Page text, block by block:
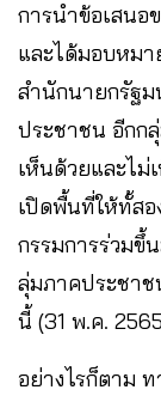
การนำข้อเสนอ
และได้มอบหมา
สำนักนายกรัฐม
ประชาชน อีกก
เห็นด้วยและไม่
เปิดพื้นที่ให้ทั้ส
กรรมการร่วม
ลุ่มภาคประชาช
นี้ (31 พ.ค.
อย่างไรก็ตาม